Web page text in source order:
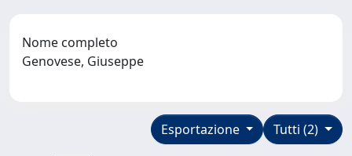
Nome completo
Genovese, Giuseppe
Tutti (2)
Esportazione